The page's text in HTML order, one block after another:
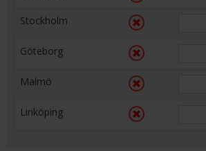
Stockholm
Göteborg
Malmö
Linköping